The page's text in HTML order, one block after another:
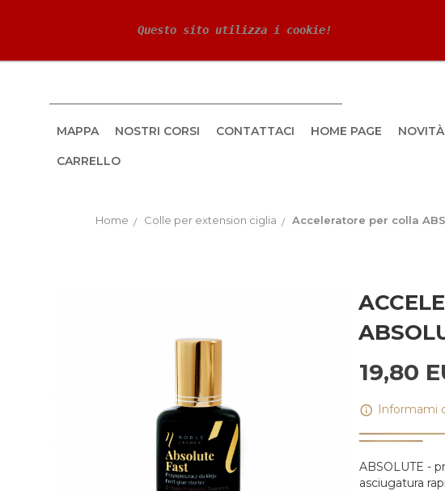
Questo sito utilizza i cookie!
MAPPA NOSTRI CORSI CONTATTACI HOME PAGE NOVITÀ
CARRELLO
Home Colle per extension ciglia Acceleratore per colla
19,80
Informami
ABSOLUTE -
asciugatura